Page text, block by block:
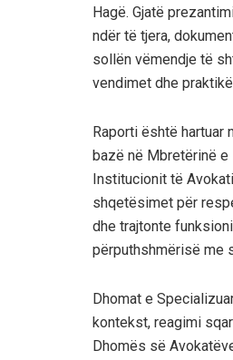
Hagë. Gjatë
ndër të tjera,
sollën vëmendje të
vendimet dhe
Raporti është hartuar
bazë në Mbretërinë e
Institucionit të
shqetësimet për
dhe trajtonte
përputhshmërisë me
Dhomat e
kontekst, reagimi
Dhomës së